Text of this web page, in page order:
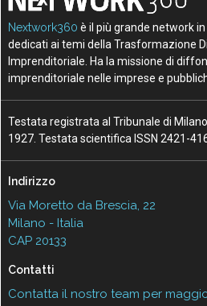
Nextwork360 è il più grande network
dedicati ai temi della Trasformazione
Imprenditoriale. Ha la missione di
imprenditoriale nelle imprese e
Testata registrata al Tribunale di
1927. Testata scientifica ISSN 2421-
Indirizzo
Via Moretto da Brescia, 22
Milano - Italia
CAP 20133
Contatti
Contatta il nostro team per